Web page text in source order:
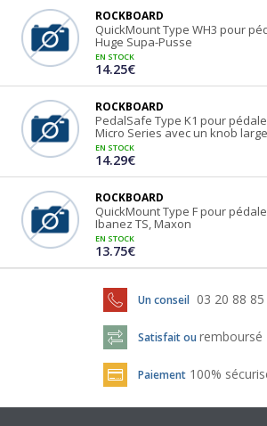
ROCKBOARD
QuickMount Type WH3 pour
Huge Supa-Pusse
EN STOCK
14.25€
ROCKBOARD
PedalSafe Type K1 pour
Micro Series avec un knob large
EN STOCK
14.29€
ROCKBOARD
QuickMount Type F pour
Ibanez TS, Maxon
EN STOCK
13.75€
Un conseil 03 20 88 85
Satisfait ou remboursé
Paiement 100%